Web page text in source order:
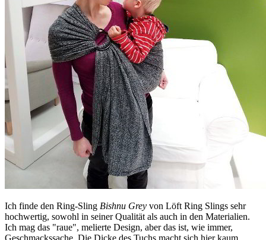
Ich finde den Ring-Sling Bishnu Grey von Löft Ring Slings sehr
hochwertig, sowohl in seiner Qualität als auch in den Materialien.
Ich mag das "raue", melierte Design, aber das ist, wie immer,
Geschmackssache. Die Dicke des Tuchs macht sich hier kaum